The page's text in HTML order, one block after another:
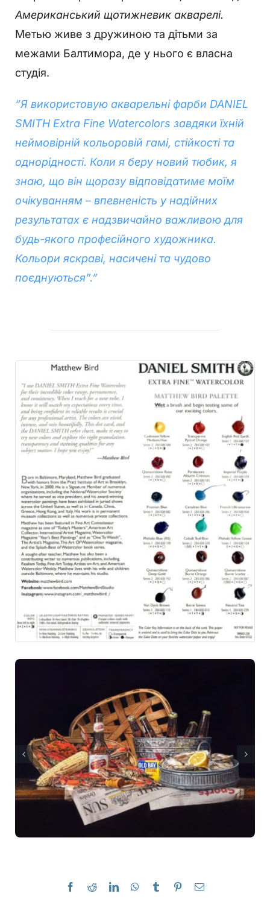
Американський щотижневик акварелі.
Метью живе з дружиною та дітьми за
межами Балтимора, де у нього є власна
студія.
“Я використовую акварельні фарби DANIEL
SMITH Extra Fine Watercolors завдяки їхній
неймовірній кольоровій гамі, стійкості та
однорідності. Коли я беру новий тюбик, я
знаю, що він щоразу відповідатиме моїм
очікуванням – впевненість у надійних
результатах є надзвичайно важливою для
будь-якого професійного художника.
Кольори яскраві, насичені та чудово
поєднуються”.”